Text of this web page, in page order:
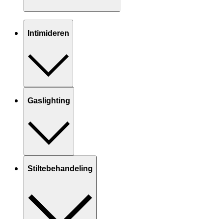
Intimideren
Gaslighting
Stiltebehandeling